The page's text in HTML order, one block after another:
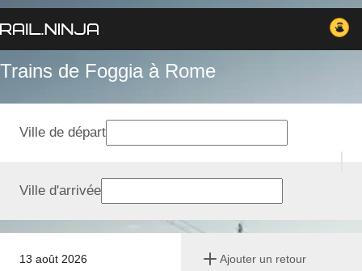
Trains de Foggia à Rome
13 août 2026 Ajouter un retour
Ville de départ
Ville d'arrivée